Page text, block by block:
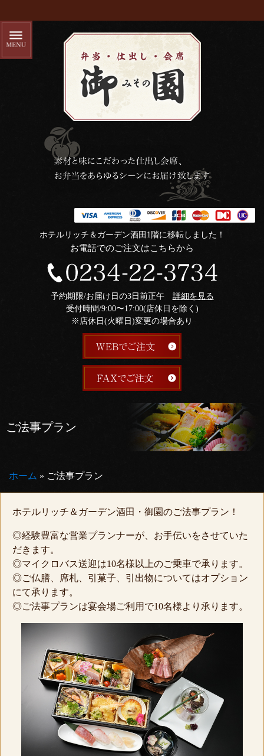
ホテルリッチ＆ガーデン酒田1階に移転しました！
お電話でのご注文はこちらから
予約期限/お届け日の3日前正午 詳細を見る
受付時間/9:00〜17:00(店休日を除く)
※店休日(火曜日)変更の場合あり
ご法事プラン
ホーム » ご法事プラン
ホテルリッチ＆ガーデン酒田・御園のご法事プラン！
◎経験豊富な営業プランナーが、お手伝いをさせていた
だきます。
◎マイクロバス送迎は10名様以上のご乗車で承ります。
◎ご仏膳、席札、引菓子、引出物についてはオプション
にて承ります。
◎ご法事プランは宴会場ご利用で10名様より承ります。